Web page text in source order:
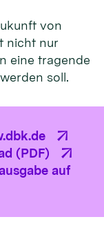
von
nicht nur
eine tragende
soll.
(PDF)
auf